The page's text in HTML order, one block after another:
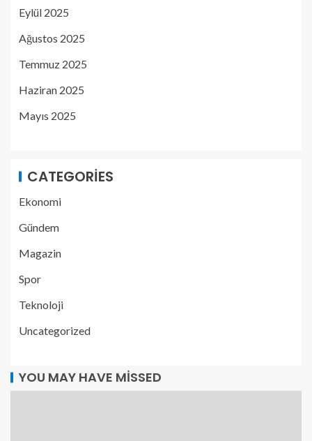
Eylül 2025
Ağustos 2025
Temmuz 2025
Haziran 2025
Mayıs 2025
CATEGORIES
Ekonomi
Gündem
Magazin
Spor
Teknoloji
Uncategorized
YOU MAY HAVE MISSED